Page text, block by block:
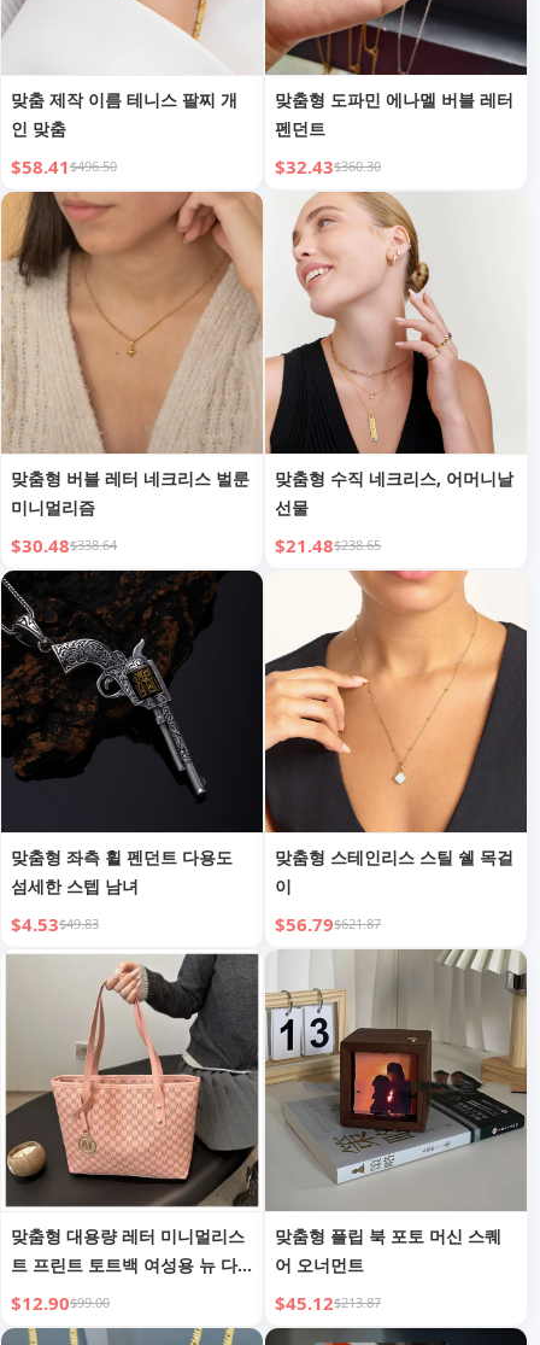
맞춤 제작 이름 테니스 팔찌 개
인 맞춤
$58.41$496.50
맞춤형 도파민 에나멜 버블 레터
펜던트
$32.43$360.30
맞춤형 버블 레터 네크리스 벌룬
미니멀리즘
$30.48$338.64
맞춤형 수직 네크리스, 어머니날
선물
$21.48$238.65
맞춤형 좌측 휠 펜던트 다용도
섬세한 스텝 남녀
$4.53$49.83
맞춤형 스테인리스 스틸 쉘 목걸
이
$56.79$621.87
맞춤형 대용량 레터 미니멀리스
트 프린트 토트백 여성용 뉴 다
이아몬드 격자 통근 숄더백
$12.90$99.00
맞춤형 플립 북 포토 머신 스퀘
어 오너먼트
$45.12$213.87